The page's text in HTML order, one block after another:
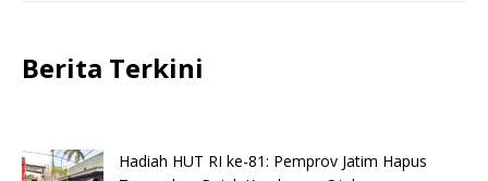
Berita Terkini
Hadiah HUT RI ke-81: Pemprov Jatim Hapus